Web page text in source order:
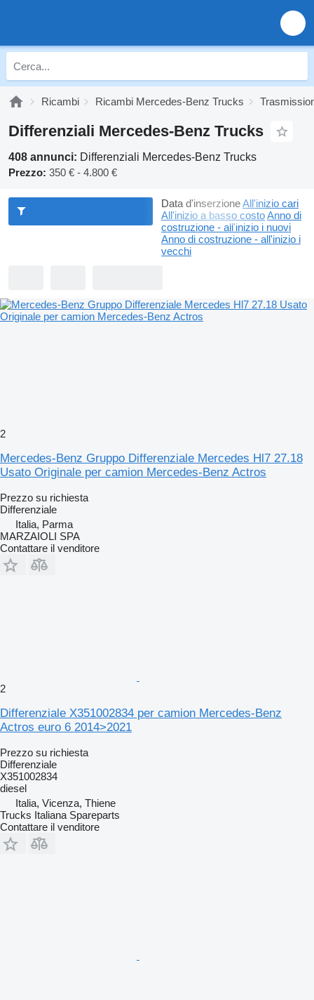
Ricambi Ricambi Mercedes-Benz Trucks
Differenziali Mercedes-Benz Trucks
408 annunci: Differenziali Mercedes-Benz Trucks
Prezzo: 350 € - 4.800 €
Data d'inserzioneAll'inizio cari
All'inizio a basso costoAnno di
costruzione - all'inizio i nuovi
Anno di costruzione - all'inizio i
vecchi
2
Mercedes-Benz Gruppo Differenziale Mercedes Hl7 27.18
Usato Originale per camion Mercedes-Benz Actros
Prezzo su richiesta
Differenziale
Italia, Parma
MARZAIOLI SPA
Contattare il venditore
2
Differenziale X351002834 per camion Mercedes-Benz
Actros euro 6 2014>2021
Prezzo su richiesta
Differenziale
X351002834
diesel
Italia, Vicenza, Thiene
Trucks Italiana Spareparts
Contattare il venditore